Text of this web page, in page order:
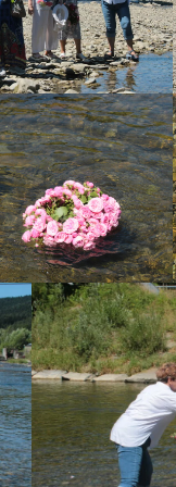
z
z
Przejazdu
koło ...